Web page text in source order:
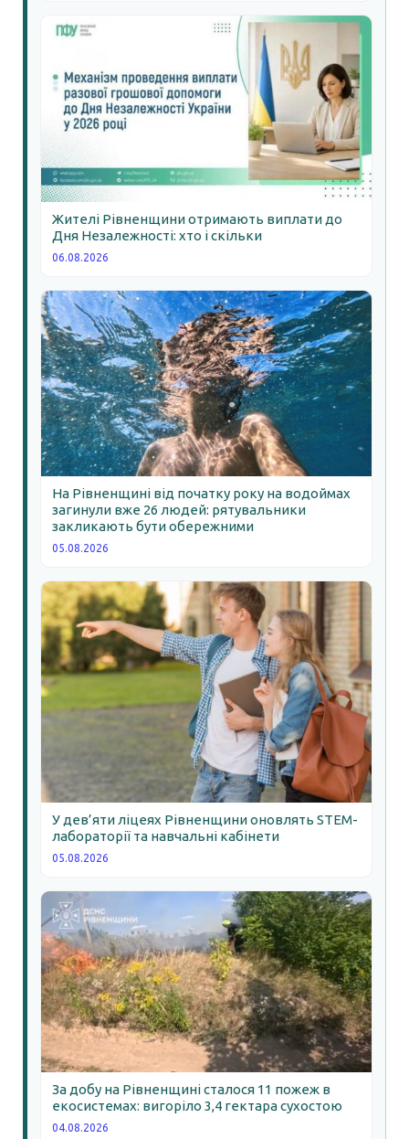
Жителі Рівненщини отримають виплати до
Дня Незалежності: хто і скільки
06.08.2026
На Рівненщині від початку року на водоймах
загинули вже 26 людей: рятувальники
закликають бути обережними
05.08.2026
У дев’яти ліцеях Рівненщини оновлять STEM-
лабораторії та навчальні кабінети
05.08.2026
За добу на Рівненщині сталося 11 пожеж в
екосистемах: вигоріло 3,4 гектара сухостою
04.08.2026